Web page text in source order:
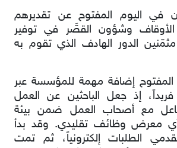
في اليوم المفتوح عن تقديرهم
وشؤون القصَّر في توفير
الدور الهادف الذي تقوم به
المفتوح إضافة مهمة للمؤسسة عبر
إذ جعل الباحثين عن العمل
مع أصحاب العمل ضمن بيئة
معرض وظائف تقليدي. وقد بدأ
الطلبات إلكترونياً، ثم تمت